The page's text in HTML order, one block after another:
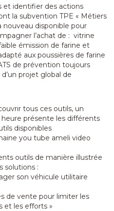
et identifier des actions
la subvention TPE « Métiers
nouveau disponible pour
l’achat de : vitrine
émission de farine et
aux poussières de farine
de prévention toujours
projet global de
tous ces outils, un
heure présente les différents
disponibles
you tube ameli video
outils de manière illustrée
solutions :
son véhicule utilitaire
de vente pour limiter les
et les efforts »